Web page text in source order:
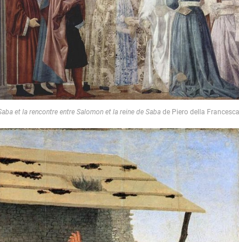
et la rencontre entre Salomon et la reine de Saba de Piero della Francesca